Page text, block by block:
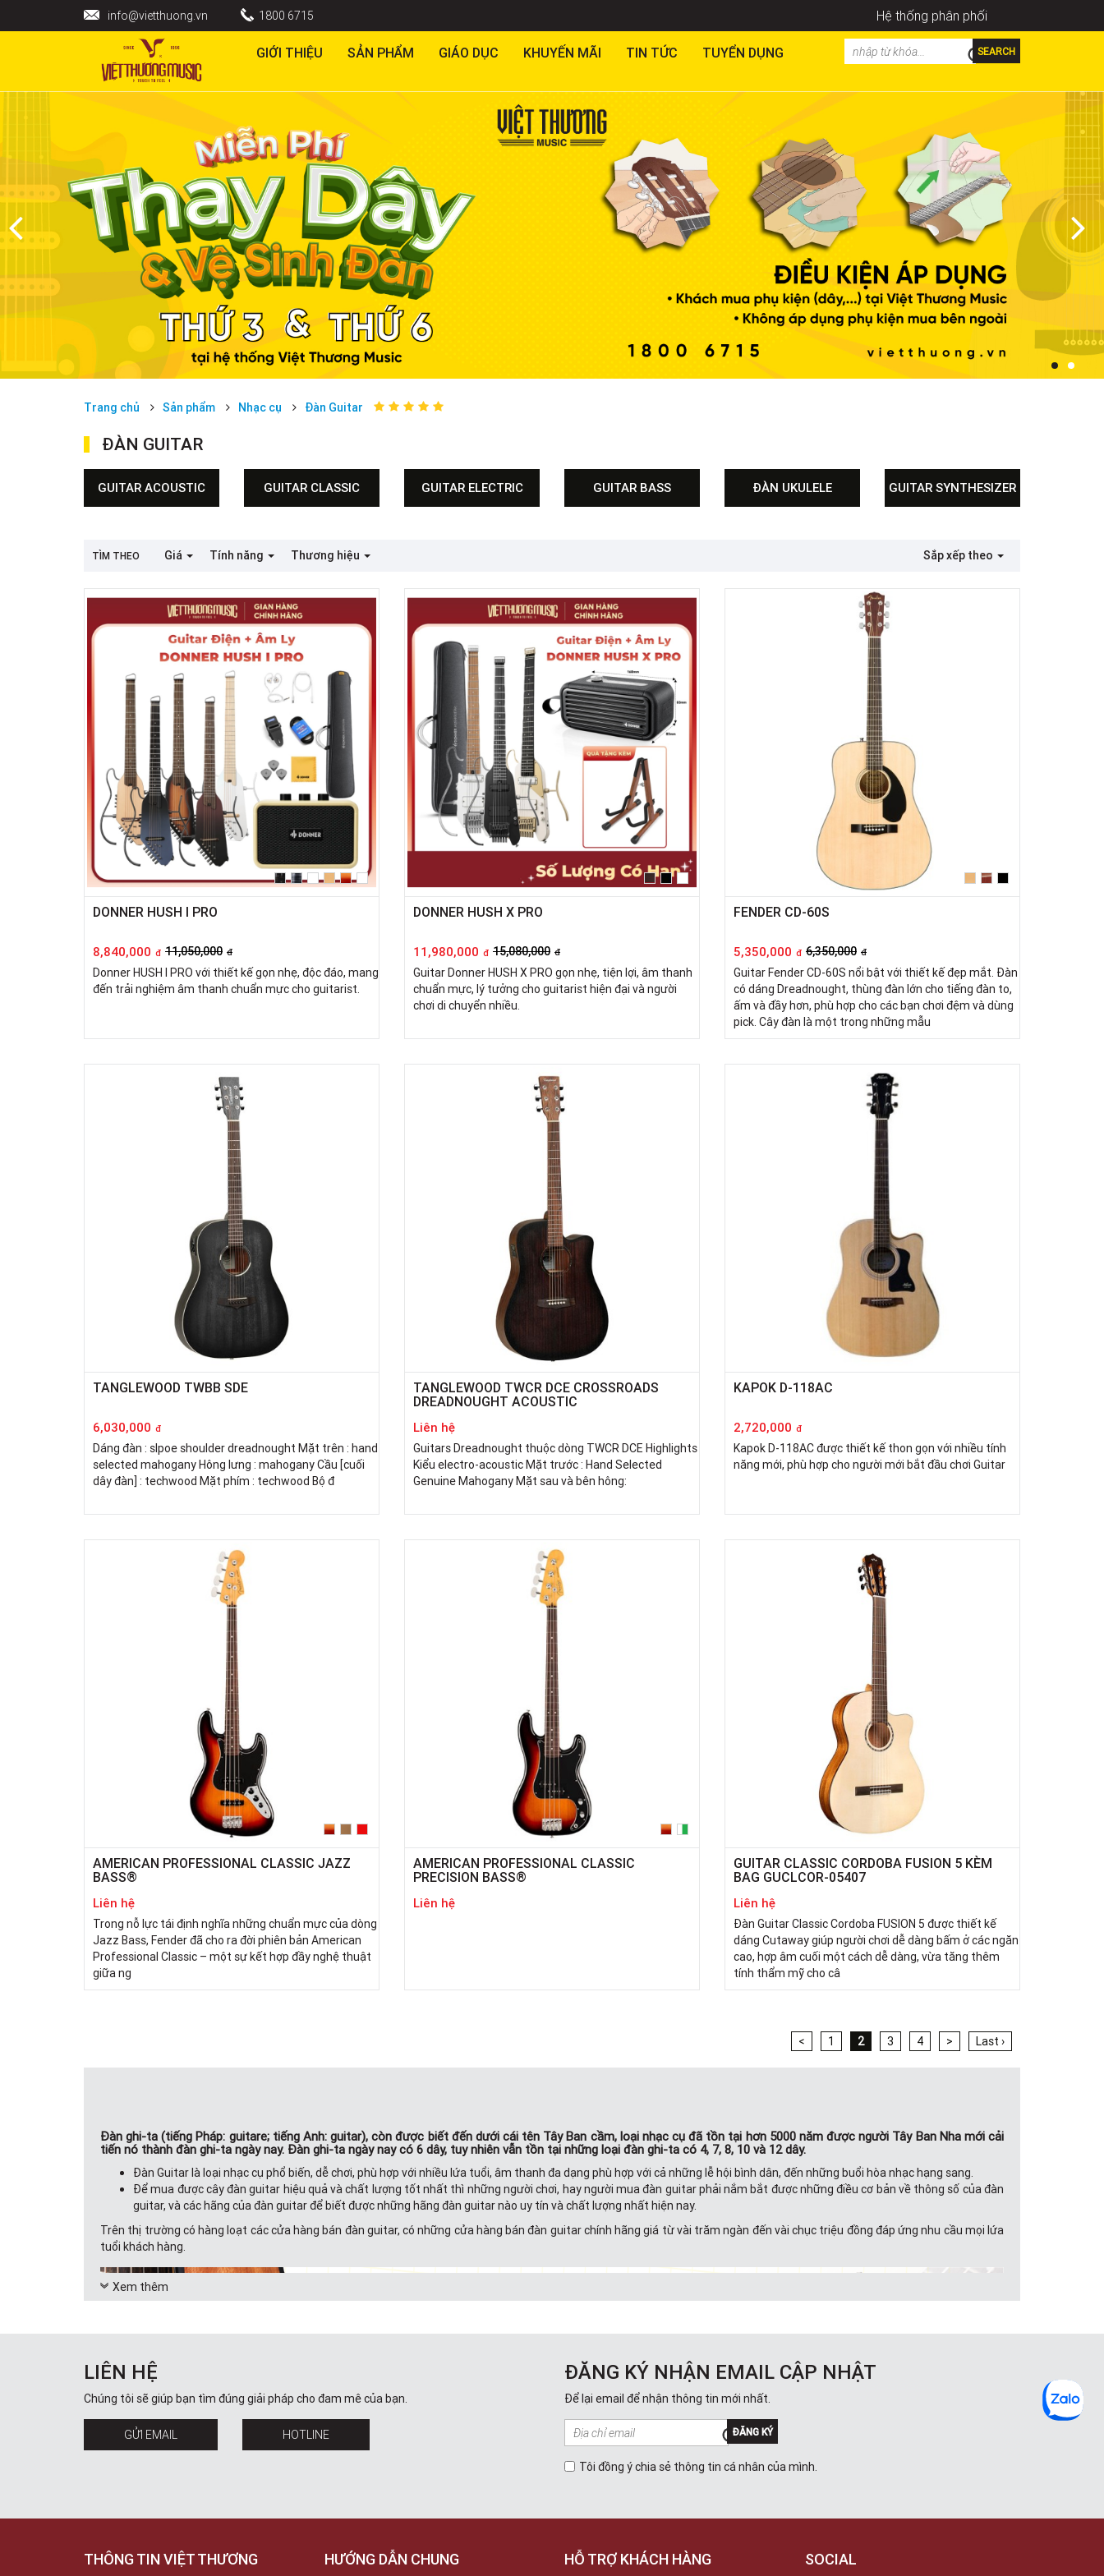
info@vietthuong.vn 1800 6715 Hệ thống phân phối
GIỚI THIỆU SẢN PHẨM GIÁO DỤC KHUYẾN MÃI TIN TỨC TUYỂN DỤNG SEARCH
Trang chủ Sản phẩm Nhạc cụ Đàn Guitar
ĐÀN GUITAR
GUITAR ACOUSTIC
Đàn Guitar Greg Bennett
Suzuki
Đàn Guitar Lazer acoustic
GUITAR CLASSIC
Takamine
Lazer
Suzuki
Kapok
Cordoba
Đàn guitar Taylor classic
GUITAR ELECTRIC
EVH
Đàn guitar điện Taylor
Đàn Guitar Gretsch
GUITAR BASS ĐÀN UKULELE GUITAR SYNTHESIZER
TÌM THEO Giá Tính năng Thương hiệu Sắp xếp theo
DONNER HUSH I PRO
8,840,000 đ 11,050,000 đ
Donner HUSH I PRO với thiết kế gọn nhẹ, độc đáo, mang
đến trải nghiệm âm thanh chuẩn mực cho guitarist.
DONNER HUSH X PRO
11,980,000 đ 15,080,000 đ
Guitar Donner HUSH X PRO gọn nhẹ, tiện lợi, âm thanh
chuẩn mực, lý tưởng cho guitarist hiện đại và người
chơi di chuyển nhiều.
FENDER CD-60S
5,350,000 đ 6,350,000 đ
Guitar Fender CD-60S nổi bật với thiết kế đẹp mắt. Đàn
có dáng Dreadnought, thùng đàn lớn cho tiếng đàn to,
ấm và đầy hơn, phù hợp cho các bạn chơi đệm và dùng
pick. Cây đàn là một trong những mẫu
TANGLEWOOD TWBB SDE
6,030,000 đ
Dáng đàn : slpoe shoulder dreadnought Mặt trên : hand
selected mahogany Hông lưng : mahogany Cầu [cuối
dây đàn] : techwood Mặt phím : techwood Bộ đ
TANGLEWOOD TWCR DCE CROSSROADS
DREADNOUGHT ACOUSTIC
Liên hệ
Guitars Dreadnought thuộc dòng TWCR DCE Highlights
Kiểu electro-acoustic Mặt trước : Hand Selected
Genuine Mahogany Mặt sau và bên hông:
KAPOK D-118AC
2,720,000 đ
Kapok D-118AC được thiết kế thon gọn với nhiều tính
năng mới, phù hợp cho người mới bắt đầu chơi Guitar
AMERICAN PROFESSIONAL CLASSIC JAZZ
BASS®
Liên hệ
Trong nỗ lực tái định nghĩa những chuẩn mực của dòng
Jazz Bass, Fender đã cho ra đời phiên bản American
Professional Classic – một sự kết hợp đầy nghệ thuật
giữa ng
AMERICAN PROFESSIONAL CLASSIC
PRECISION BASS®
Liên hệ
GUITAR CLASSIC CORDOBA FUSION 5 KÈM
BAG GUCLCOR-05407
Liên hệ
Đàn Guitar Classic Cordoba FUSION 5 được thiết kế
dáng Cutaway giúp người chơi dễ dàng bấm ở các ngăn
cao, hợp âm cuối một cách dễ dàng, vừa tăng thêm
tính thẩm mỹ cho câ
< 1 2 3 4 > Last ›
Đàn ghi-ta (tiếng Pháp: guitare; tiếng Anh: guitar), còn được biết đến dưới cái tên Tây Ban cầm, loại nhạc cụ đã tồn tại hơn 5000 năm được người Tây Ban Nha mới cải
tiến nó thành đàn ghi-ta ngày nay. Đàn ghi-ta ngày nay có 6 dây, tuy nhiên vẫn tồn tại những loại đàn ghi-ta có 4, 7, 8, 10 và 12 dây.
Đàn Guitar là loại nhạc cụ phổ biến, dễ chơi, phù hợp với nhiều lứa tuổi, âm thanh đa dạng phù hợp với cả những lễ hội bình dân, đến những buổi hòa nhạc hạng sang.
Để mua được cây đàn guitar hiệu quả và chất lượng tốt nhất thì những người chơi, hay người mua đàn guitar phải nắm bắt được những điều cơ bản về thông số của đàn
guitar, và các hãng của đàn guitar để biết được những hãng đàn guitar nào uy tín và chất lượng nhất hiện nay.
Trên thị trường có hàng loạt các cửa hàng bán đàn guitar, có những cửa hàng bán đàn guitar chính hãng giá từ vài trăm ngàn đến vài chục triệu đồng đáp ứng nhu cầu mọi lứa
tuổi khách hàng.
Xem thêm
LIÊN HỆ
Chúng tôi sẽ giúp bạn tìm đúng giải pháp cho đam mê của bạn.
GỬI EMAIL HOTLINE
ĐĂNG KÝ NHẬN EMAIL CẬP NHẬT
Để lại email để nhận thông tin mới nhất.
ĐĂNG KÝ
Tôi đồng ý chia sẻ thông tin cá nhân của mình.
THÔNG TIN VIỆT THƯƠNG HƯỚNG DẪN CHUNG HỖ TRỢ KHÁCH HÀNG SOCIAL